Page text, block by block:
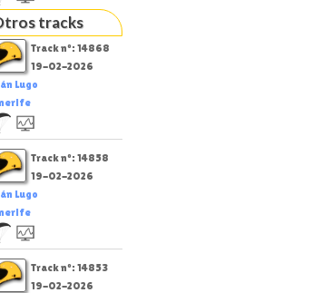
tracks
Track nº: 14868
19-02-2026
Lugo
Track nº: 14858
19-02-2026
Lugo
Track nº: 14853
19-02-2026